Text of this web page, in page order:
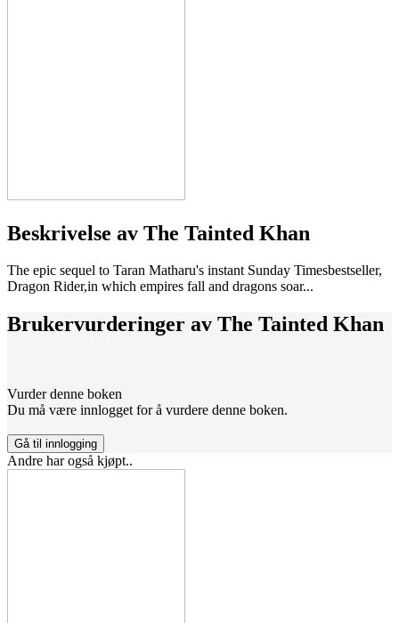
Beskrivelse av The Tainted Khan
The epic sequel to Taran Matharu's instant Sunday Timesbestseller,
Dragon Rider,in which empires fall and dragons soar...
Brukervurderinger av The Tainted Khan
Vurder denne boken
Du må være innlogget for å vurdere denne boken.
Gå til innlogging
Andre har også kjøpt..